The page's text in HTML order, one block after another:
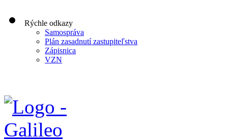
Rýchle odkazy
Samospráva
Plán zasadnutí zastupiteľstva
Zápisnica
VZN